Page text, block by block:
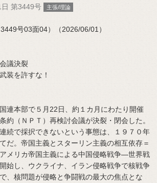
第3449号 主張/理論
号03面04）（2026/06/01）
議決裂
装を許すな！
連本部で５月22日、約１カ月にわたり開催
約（ＮＰＴ）再検討会議が決裂・閉会した。
続で採択できないという事態は、１９７０年
だ。帝国主義とスターリン主義の相互依存＝
メリカ帝国主義による中国侵略戦争―世界戦
始し、ウクライナ、イラン侵略戦争で核戦争
、核問題が侵略と争闘戦の最大の焦点とな